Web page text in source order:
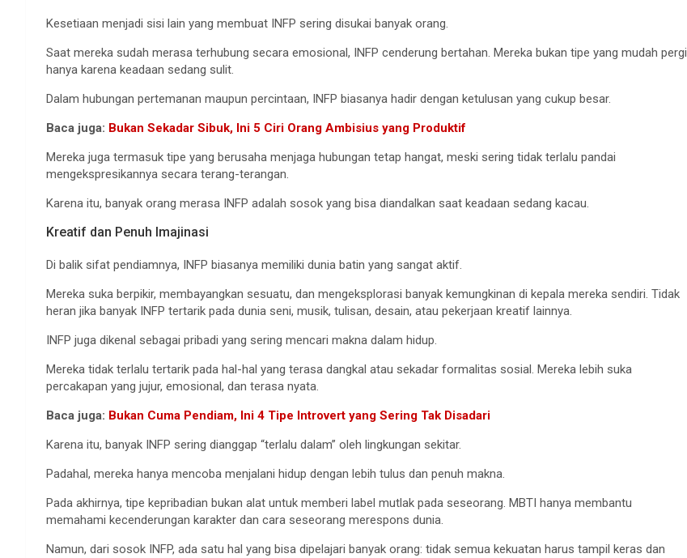
Kesetiaan menjadi sisi lain yang membuat INFP sering disukai banyak orang.
Saat mereka sudah merasa terhubung secara emosional, INFP cenderung bertahan. Mereka bukan tipe yang mudah pergi
hanya karena keadaan sedang sulit.
Dalam hubungan pertemanan maupun percintaan, INFP biasanya hadir dengan ketulusan yang cukup besar.
Baca juga: Bukan Sekadar Sibuk, Ini 5 Ciri Orang Ambisius yang Produktif
Mereka juga termasuk tipe yang berusaha menjaga hubungan tetap hangat, meski sering tidak terlalu pandai
mengekspresikannya secara terang-terangan.
Karena itu, banyak orang merasa INFP adalah sosok yang bisa diandalkan saat keadaan sedang kacau.
Kreatif dan Penuh Imajinasi
Di balik sifat pendiamnya, INFP biasanya memiliki dunia batin yang sangat aktif.
Mereka suka berpikir, membayangkan sesuatu, dan mengeksplorasi banyak kemungkinan di kepala mereka sendiri. Tidak
heran jika banyak INFP tertarik pada dunia seni, musik, tulisan, desain, atau pekerjaan kreatif lainnya.
INFP juga dikenal sebagai pribadi yang sering mencari makna dalam hidup.
Mereka tidak terlalu tertarik pada hal-hal yang terasa dangkal atau sekadar formalitas sosial. Mereka lebih suka
percakapan yang jujur, emosional, dan terasa nyata.
Baca juga: Bukan Cuma Pendiam, Ini 4 Tipe Introvert yang Sering Tak Disadari
Karena itu, banyak INFP sering dianggap “terlalu dalam” oleh lingkungan sekitar.
Padahal, mereka hanya mencoba menjalani hidup dengan lebih tulus dan penuh makna.
Pada akhirnya, tipe kepribadian bukan alat untuk memberi label mutlak pada seseorang. MBTI hanya membantu
memahami kecenderungan karakter dan cara seseorang merespons dunia.
Namun, dari sosok INFP, ada satu hal yang bisa dipelajari banyak orang: tidak semua kekuatan harus tampil keras dan